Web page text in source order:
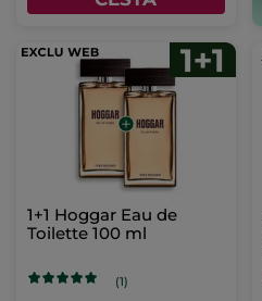
1+1 Hoggar Eau de
Toilette 100 ml
(1)